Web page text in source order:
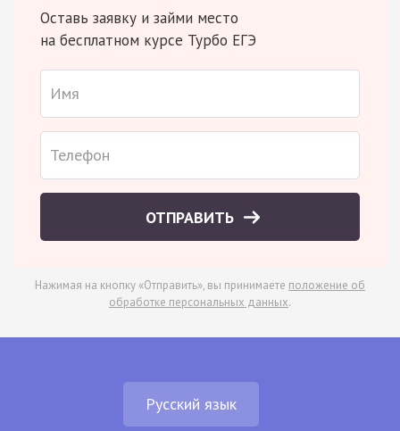
Оставь заявку и займи место
на бесплатном курсе Турбо ЕГЭ
ОТПРАВИТЬ
Нажимая на кнопку «Отправить», вы принимаете положение об
обработке персональных данных.
Русский язык